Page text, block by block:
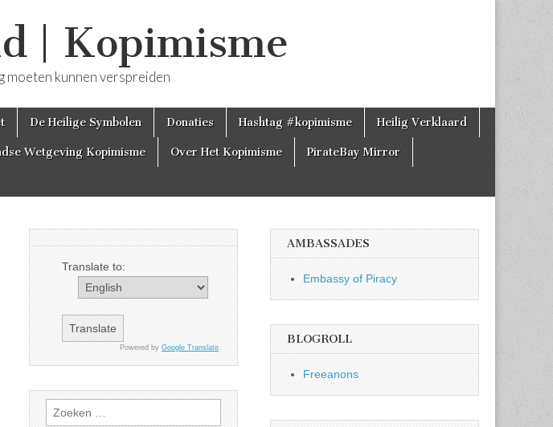
| Kopimisme
moeten kunnen verspreiden
De Heilige Symbolen Donaties Hashtag #kopimisme Heilig Verklaard
Wetgeving Kopimisme Over Het Kopimisme PirateBay Mirror
Translate to:
Powered by Google Translate.
Zoeken
AMBASSADES
Embassy of Piracy
BLOGROLL
Freeanons